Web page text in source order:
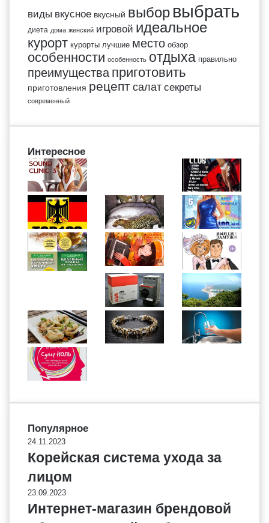
виды вкусное вкусный выбор выбрать
диета дома женский игровой идеальное
курорт курорты лучшие место обзор
особенности особенность отдыха правильно
преимущества приготовить
приготовления рецепт салат секреты
современный
Интересное
Популярное
24.11.2023
Корейская система ухода за
лицом
23.09.2023
Интернет-магазин брендовой